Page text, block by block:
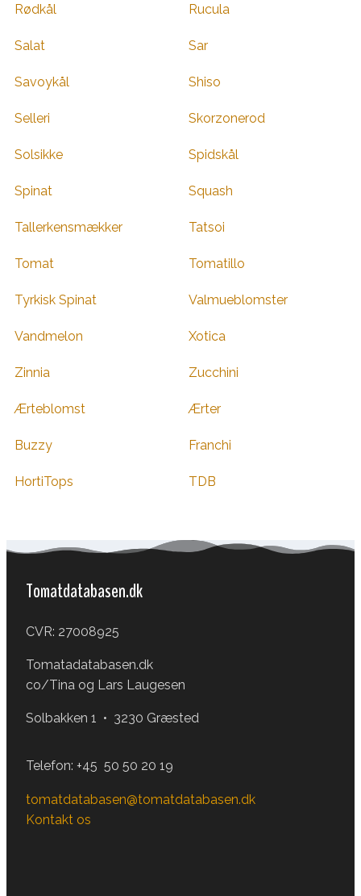
Rødkål Rucula
Salat Sar
Savoykål Shiso
Selleri Skorzonerod
Solsikke Spidskål
Spinat Squash
Tallerkensmækker Tatsoi
Tomat Tomatillo
Tyrkisk Spinat Valmueblomster
Vandmelon Xotica
Zinnia Zucchini
Ærteblomst Ærter
Buzzy Franchi
HortiTops TDB
Tomatdatabasen.dk
CVR: 27008925
Tomatadatabasen.dk
co/Tina og Lars Laugesen
Solbakken 1 • 3230 Græsted
Telefon: +45 50 50 20 19
tomatdatabasen@tomatdatabasen.dk
Kontakt os